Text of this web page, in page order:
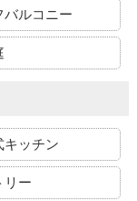
バルコニー
キッチン
リー